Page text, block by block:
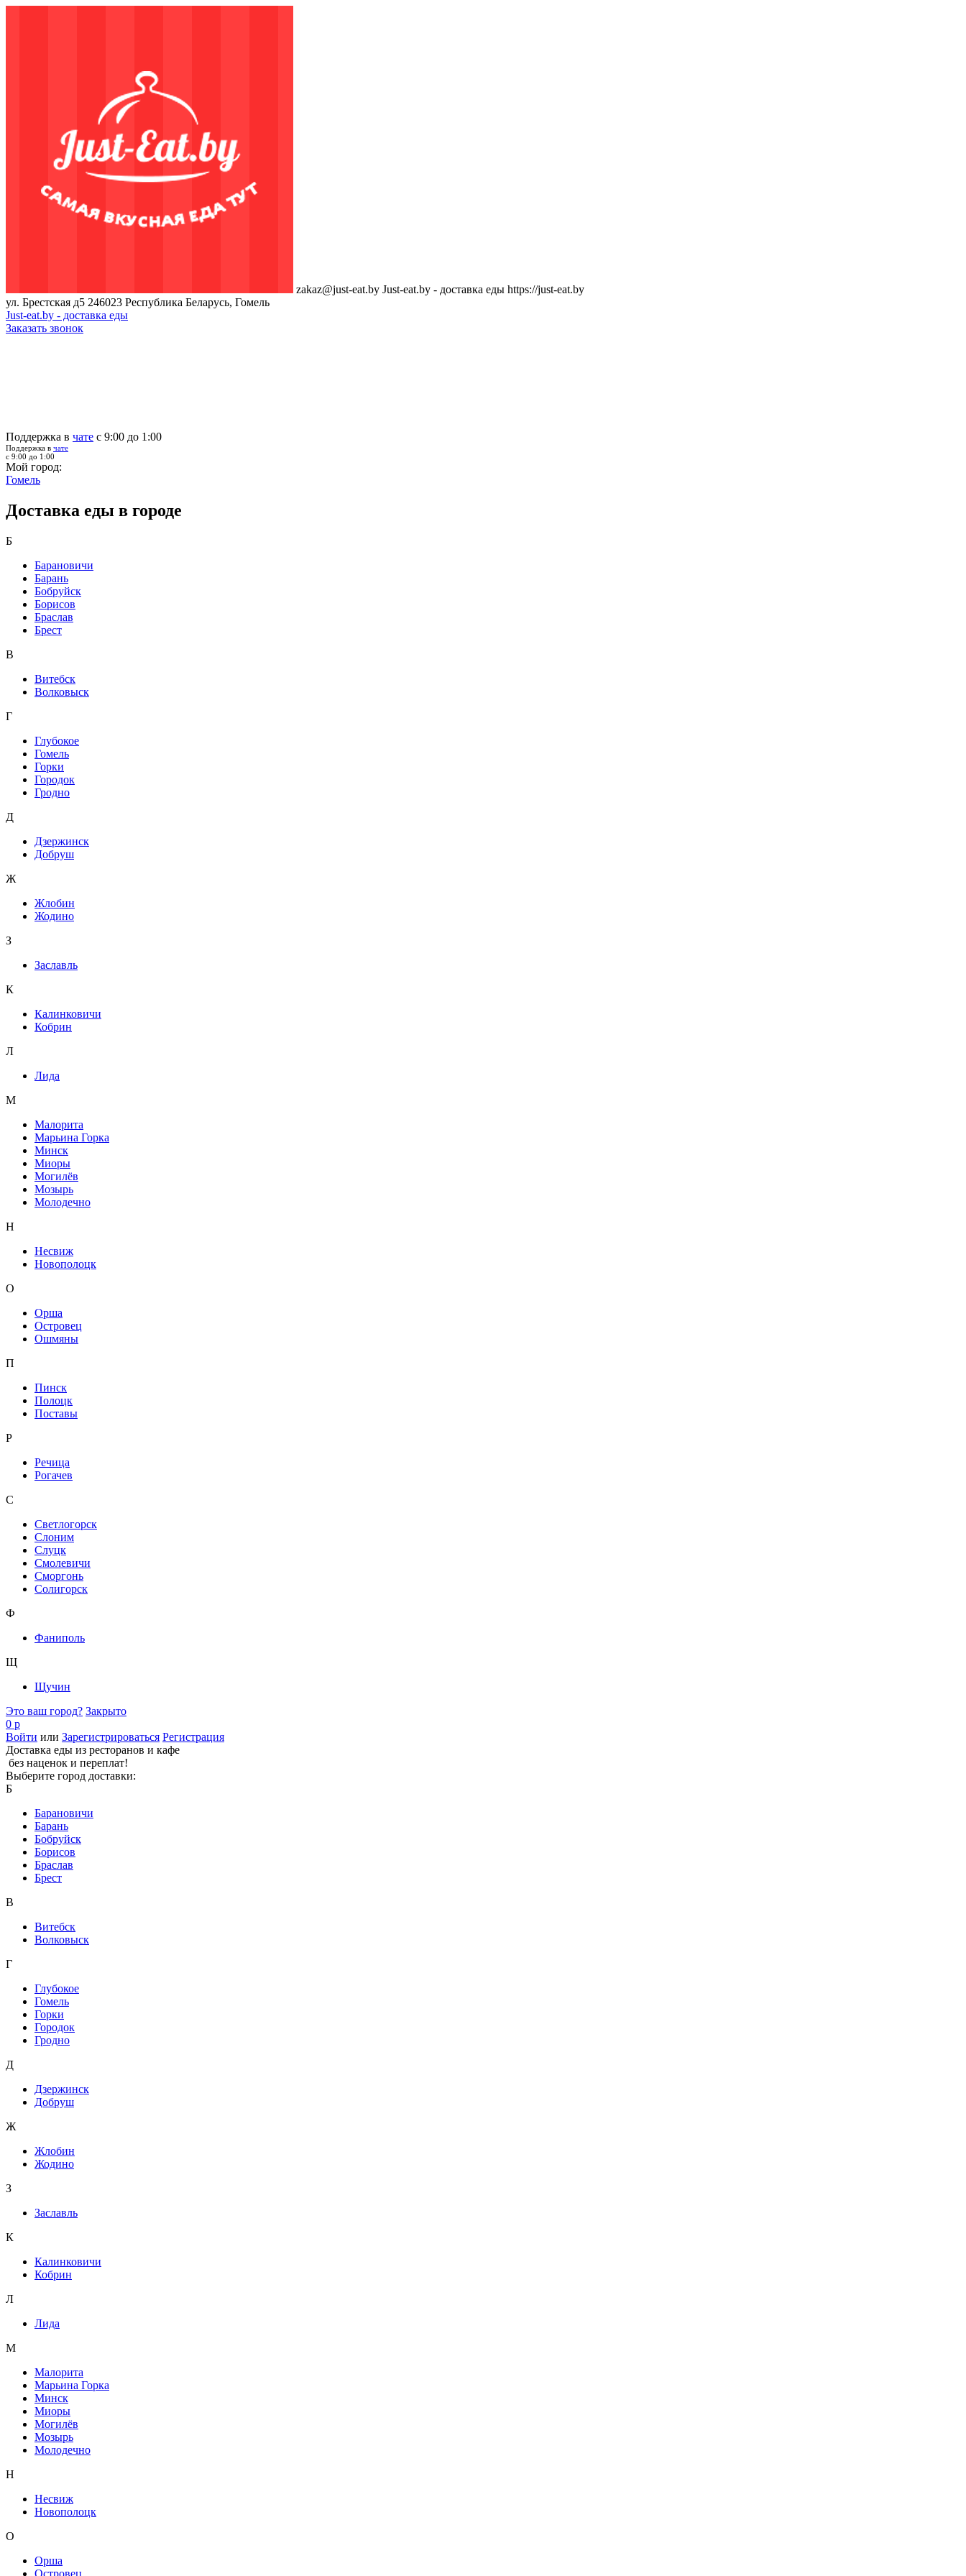
zakaz@just-eat.by Just-eat.by - доставка еды https://just-eat.by
ул. Брестская д5 246023 Республика Беларусь, Гомель
Just-eat.by - доставка еды
Заказать звонок
Поддержка в чате с 9:00 до 1:00
Поддержка в чате
с 9:00 до 1:00
Мой город:
Гомель
Доставка еды в городе
Б
Барановичи
Барань
Бобруйск
Борисов
Браслав
Брест
В
Витебск
Волковыск
Г
Глубокое
Гомель
Горки
Городок
Гродно
Д
Дзержинск
Добруш
Ж
Жлобин
Жодино
З
Заславль
К
Калинковичи
Кобрин
Л
Лида
М
Малорита
Марьина Горка
Минск
Миоры
Могилёв
Мозырь
Молодечно
Н
Несвиж
Новополоцк
О
Орша
Островец
Ошмяны
П
Пинск
Полоцк
Поставы
Р
Речица
Рогачев
С
Светлогорск
Слоним
Слуцк
Смолевичи
Сморгонь
Солигорск
Ф
Фаниполь
Щ
Щучин
Это ваш город? Закрыто
0 р
Войти или Зарегистрироваться Регистрация
Доставка еды из ресторанов и кафе
без наценок и переплат!
Выберите город доставки:
Б
Барановичи
Барань
Бобруйск
Борисов
Браслав
Брест
В
Витебск
Волковыск
Г
Глубокое
Гомель
Горки
Городок
Гродно
Д
Дзержинск
Добруш
Ж
Жлобин
Жодино
З
Заславль
К
Калинковичи
Кобрин
Л
Лида
М
Малорита
Марьина Горка
Минск
Миоры
Могилёв
Мозырь
Молодечно
Н
Несвиж
Новополоцк
О
Орша
Островец